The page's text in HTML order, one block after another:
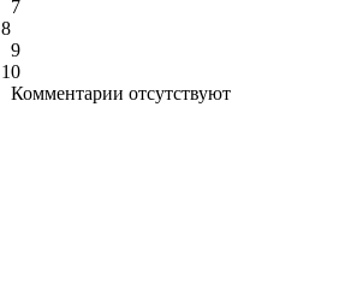
7
8
9
10
Комментарии отсутствуют